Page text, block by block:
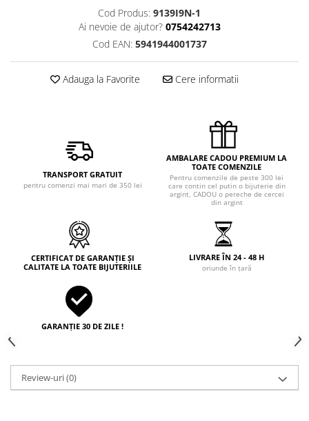
Cod Produs: 9139I9N-1
Ai nevoie de ajutor? 0754242713
Cod EAN: 5941944001737
Adauga la Favorite Cere informatii
TRANSPORT GRATUIT
pentru comenzi mai mari de 350 lei
AMBALARE CADOU PREMIUM LA
TOATE COMENZILE
Pentru comenzile de peste 300 lei
care contin cel putin o bijuterie din
argint, CADOU o pereche de cercei
din argint
CERTIFICAT DE GARANȚIE ȘI
CALITATE LA TOATE BIJUTERIILE
LIVRARE ÎN 24 - 48 H
oriunde în țară
GARANȚIE 30 DE ZILE !
Review-uri(0)